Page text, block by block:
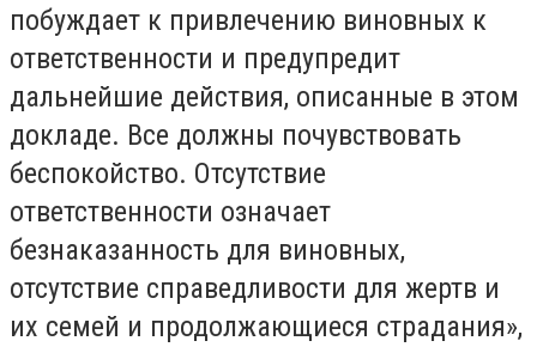
побуждает к привлечению виновных к
ответственности и предупредит
дальнейшие действия, описанные в этом
докладе. Все должны почувствовать
беспокойство. Отсутствие
ответственности означает
безнаказанность для виновных,
отсутствие справедливости для жертв и
их семей и продолжающиеся страдания»,